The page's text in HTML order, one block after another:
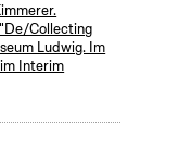
Collecting
Ludwig. Im
Interim